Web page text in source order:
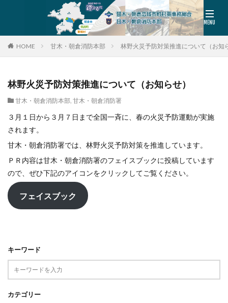
HOME 甘木・朝倉消防本部 林野火災予防対策推進について（お知
林野火災予防対策推進について（お知らせ）
甘木・朝倉消防本部, 甘木・朝倉消防署
３月１日から３月７日まで全国一斉に、春の火災予防運動が実施
されます。
甘木・朝倉消防署では、林野火災予防対策を推進しています。
ＰＲ内容は甘木・朝倉消防署のフェイスブックに投稿しています
ので、ぜひ下記のアイコンをクリックしてご覧ください。
フェイスブック
キーワード
カテゴリー